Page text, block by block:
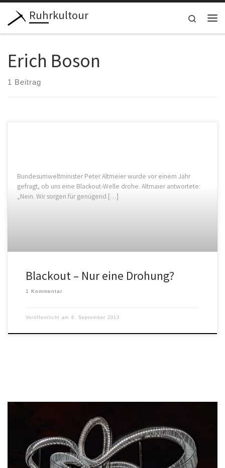
Zum Inhalt springen
Ruhrkultour
Search
Erich Boson
1 Beitrag
Bundesumweltminister Peter Altmeier wurde vor einem Jahr
gefragt, ob uns eine Blackout-Welle drohe. Altmaier antwortete:
„Nein. Wir sorgen für genügend […]
Blackout – Nur eine Drohung?
1 Kommentar
Veröffentlicht am 6. September 2013